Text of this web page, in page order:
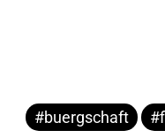
#buergschaft